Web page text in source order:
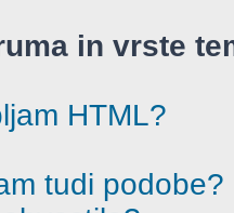
in vrste
HTML?
tudi podobe?